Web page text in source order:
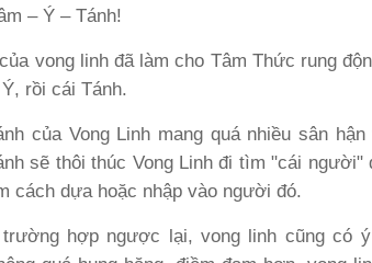
– Ý – Tánh!
của vong linh đã làm cho Tâm Thức rung
rồi cái Tánh.
của Vong Linh mang quá nhiều sân
sẽ thôi thúc Vong Linh đi tìm "cái
cách dựa hoặc nhập vào người đó.
trường hợp ngược lại, vong linh cũng có